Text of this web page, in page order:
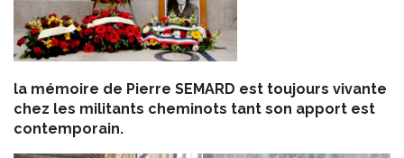
la mémoire de Pierre SEMARD est toujours vivante
chez les militants cheminots tant son apport est
contemporain.